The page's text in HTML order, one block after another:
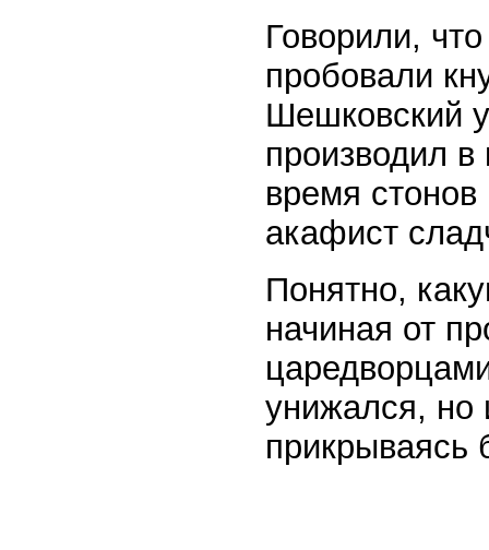
Говорили,
пробовали
Шешковский
производил
время
акафист
Понятно,
начиная от
унижался, но
прикрываясь